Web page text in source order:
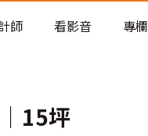
預算分配與高 CP 值煥新術
師 看影音 專欄
坪